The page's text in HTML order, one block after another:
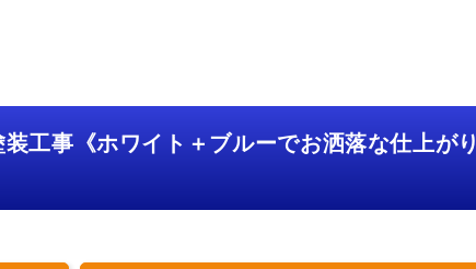
工事《ホワイト＋ブルーでお洒落な仕上がり